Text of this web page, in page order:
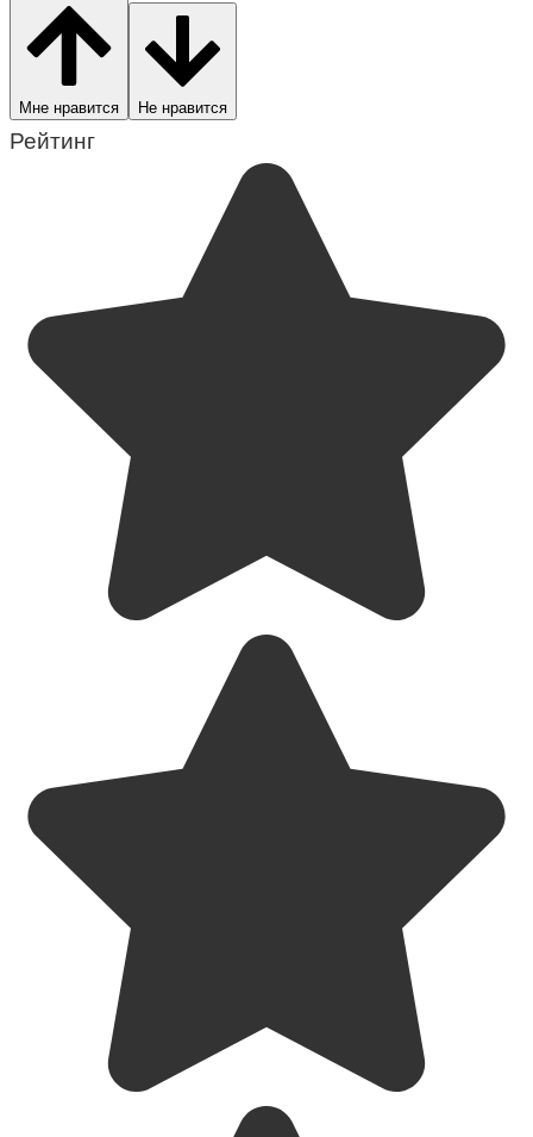
Мне нравится Не нравится
Рейтинг